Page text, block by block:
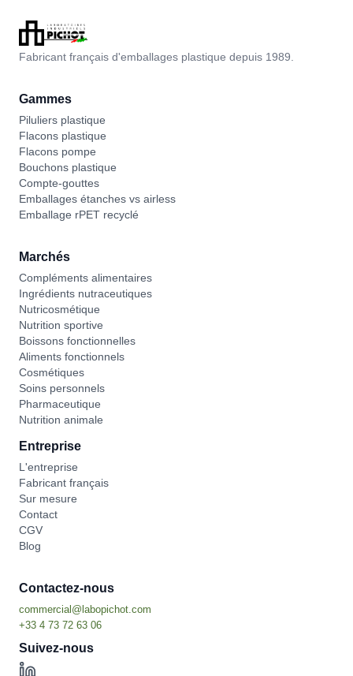
Fabricant français d'emballages plastique depuis 1989.
Gammes
Piluliers plastique
Flacons plastique
Flacons pompe
Bouchons plastique
Compte-gouttes
Emballages étanches vs airless
Emballage rPET recyclé
Marchés
Compléments alimentaires
Ingrédients nutraceutiques
Nutricosmétique
Nutrition sportive
Boissons fonctionnelles
Aliments fonctionnels
Cosmétiques
Soins personnels
Pharmaceutique
Nutrition animale
Entreprise
L'entreprise
Fabricant français
Sur mesure
Contact
CGV
Blog
Contactez-nous
Suivez-nous